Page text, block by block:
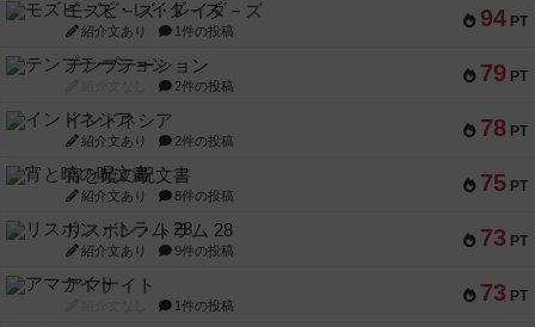
94 PT
モズビ－ズ・レイダ－ズ
紹介文あり 1件の投稿
79 PT
テンプテーション
2件の投稿
78 PT
インドネシア
紹介文あり 2件の投稿
75 PT
宵と暁の呪文書
紹介文あり 8件の投稿
73 PT
リスボン・トラム 28
紹介文あり 9件の投稿
73 PT
アマナイト
1件の投稿